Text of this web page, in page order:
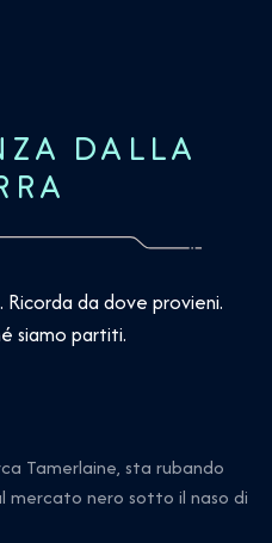
DALLA
Ricorda da dove provieni.
siamo partiti.
Tamerlaine, sta rubando
mercato nero sotto il naso di